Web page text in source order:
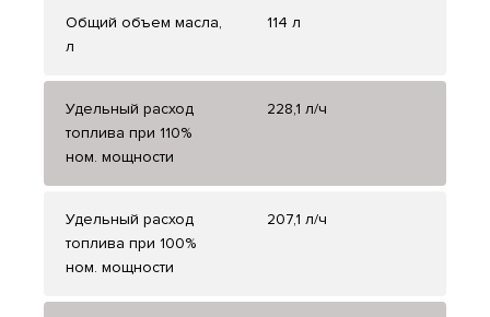
Общий объем масла,
л
114 л
Удельный расход
топлива при 110%
ном. мощности
228,1 л/ч
Удельный расход
топлива при 100%
ном. мощности
207,1 л/ч